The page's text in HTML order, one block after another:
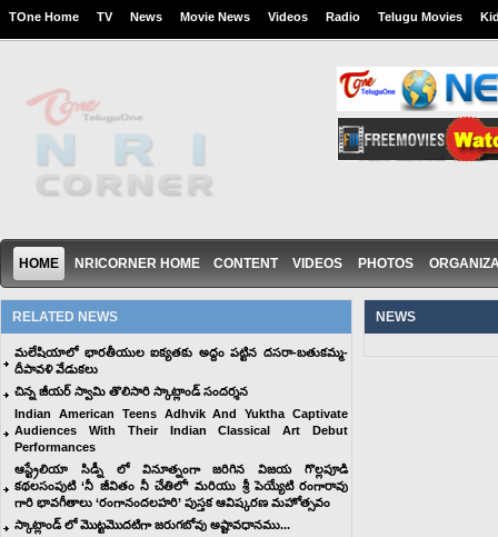
TOne Home TV News Movie News Videos Radio Telugu Movies
HOME NRICORNER HOME CONTENT VIDEOS PHOTOS
RELATED NEWS
మలేషియాలో భారతీయుల ఐక్యతకు అద్దం పట్టిన దసరా-బతుకమ్మ-
దీపావళి వేడుకలు
చిన్న జీయర్ స్వామి తొలిసారి స్కాట్లాండ్ సందర్శన
Indian American Teens Adhvik And Yuktha Captivate
Audiences With Their Indian Classical Art Debut
Performances
ఆస్ట్రేలియా సిడ్నీ లో వినూత్నంగా జరిగిన విజయ గొల్లపూడి
కథల‌సంపుటి ‘నీ జీవితం నీ చేతిలో’ మరియు శ్రీ పెయ్యేటి రంగారావు
గారి భావగీతాలు ‘రంగానందలహరి’ పుస్తక ఆవిష్కరణ మహోత్సవం
స్కాట్లాండ్ లో మొట్టమొదటిగా జరుగబోవు అష్టావధానము...
NEWS